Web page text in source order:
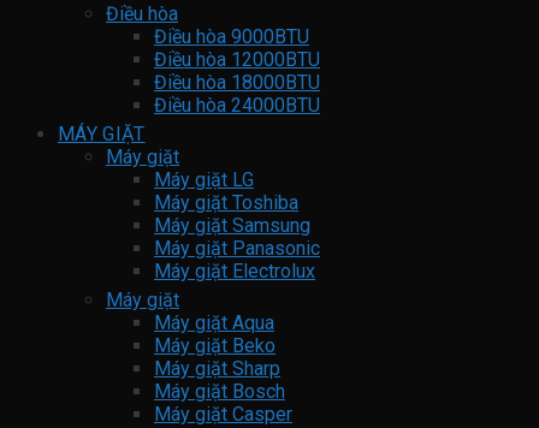
Điều hòa
Điều hòa 9000BTU
Điều hòa 12000BTU
Điều hòa 18000BTU
Điều hòa 24000BTU
MÁY GIẶT
Máy giặt
Máy giặt LG
Máy giặt Toshiba
Máy giặt Samsung
Máy giặt Panasonic
Máy giặt Electrolux
Máy giặt
Máy giặt Aqua
Máy giặt Beko
Máy giặt Sharp
Máy giặt Bosch
Máy giặt Casper